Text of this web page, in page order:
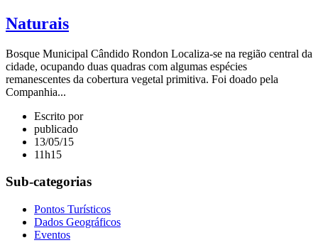
Naturais
Bosque Municipal Cândido Rondon Localiza-se na região central da
cidade, ocupando duas quadras com algumas espécies
remanescentes da cobertura vegetal primitiva. Foi doado pela
Companhia...
Escrito por
publicado
13/05/15
11h15
Sub-categorias
Pontos Turísticos
Dados Geográficos
Eventos